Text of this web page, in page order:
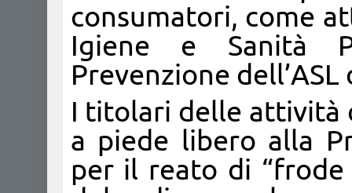
consumatori, come
Igiene e Sanità
Prevenzione
I titolari delle attività
a piede libero alla
per il reato di “frode